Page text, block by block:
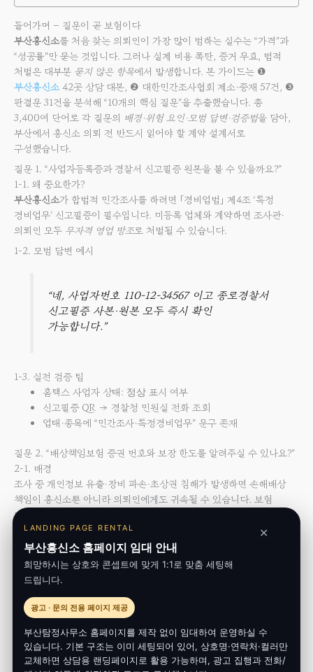
들어가며 – 질문이 곧 보험이다
부산흥신소를 처음 찾는 의뢰인이 가장 많이 범하는 실수는 “가격”과
“성공률”만 묻는 것입니다. 그러나 실제 비용 폭탄, 증거 무효, 법적
처벌은 대부분 묻지 않은 항목에서 발생합니다. 본 가이드는 ❶
부산흥신소42곳 상담 대본, ❷ 대한민간조사협회 제소·중재 57건, ❸
판결문 31건을 분석해 “10개의 핵심 질문”을 추출했습니다. 총
3,400여 단어로 각 질문의 배경·위험 요인·모범 답변·검증법을 담아,
부산에서 흥신소 의뢰 전 반드시 읽어야 할 계약 설계서로
구성했습니다.
질문 1. “사업자등록증과 경찰서 신고필증 원본을 볼 수 있을까요?”
1-1. 왜 중요한가?
부산흥신소가 합법적 민간조사를 하려면 「경비업법」 제4조 ‘특정
경비업무’ 신고필증이 필수입니다. 미등록 업체와 계약하면 조사관·
의뢰인 모두 무자격 영업 방조로 처벌될 수 있습니다.
1-2. 모범 답변 예시
“네, 사업자번호 110-12-34567 이고 종로경찰서
신고필증 사본·원본 모두 즉시 확인
가능합니다.”
1-3. 실전 검증 팁
홈택스 사업자 상태: 정상 표시 여부
신고필증 QR → 경찰청 민원실 전화 조회
업태·종목에 “민간조사·특정경비업무” 문구 존재
질문 2. “배상책임보험 증권 번호와 보장 한도를 알려주실 수 있나요?”
2-1. 배경
조사 중 개인정보 유출·장비 파손·초상권 침해가 발생하면 손해배상
책임이 흥신소뿐 아니라 의뢰인에게도 귀속될 수 있습니다. 보험
미가입 시 피해액을
2-2. 최소 보장액 가이드
항목
개인정보 유출
신체·재물 피해
법률 비용 3천 만 원↑
LANDING PAGE RENTAL
부산흥신소 홈페이지 임대 안내
희망하시는 상호와 콘셉트에 맞게 1:1로 맞춤 세팅해
드립니다.
✕
광고 · 문의 전용 페이지 제공
부산탐정사무소 홈페이지를 제작 없이 임대하여 운영하실 수
있습니다. 기본 구조는 이미 세팅되어 있어, 상호명·연락처·컬러만
교체하면 상담용 랜딩페이지로 활용 가능하며, 광고 집행과 전화/